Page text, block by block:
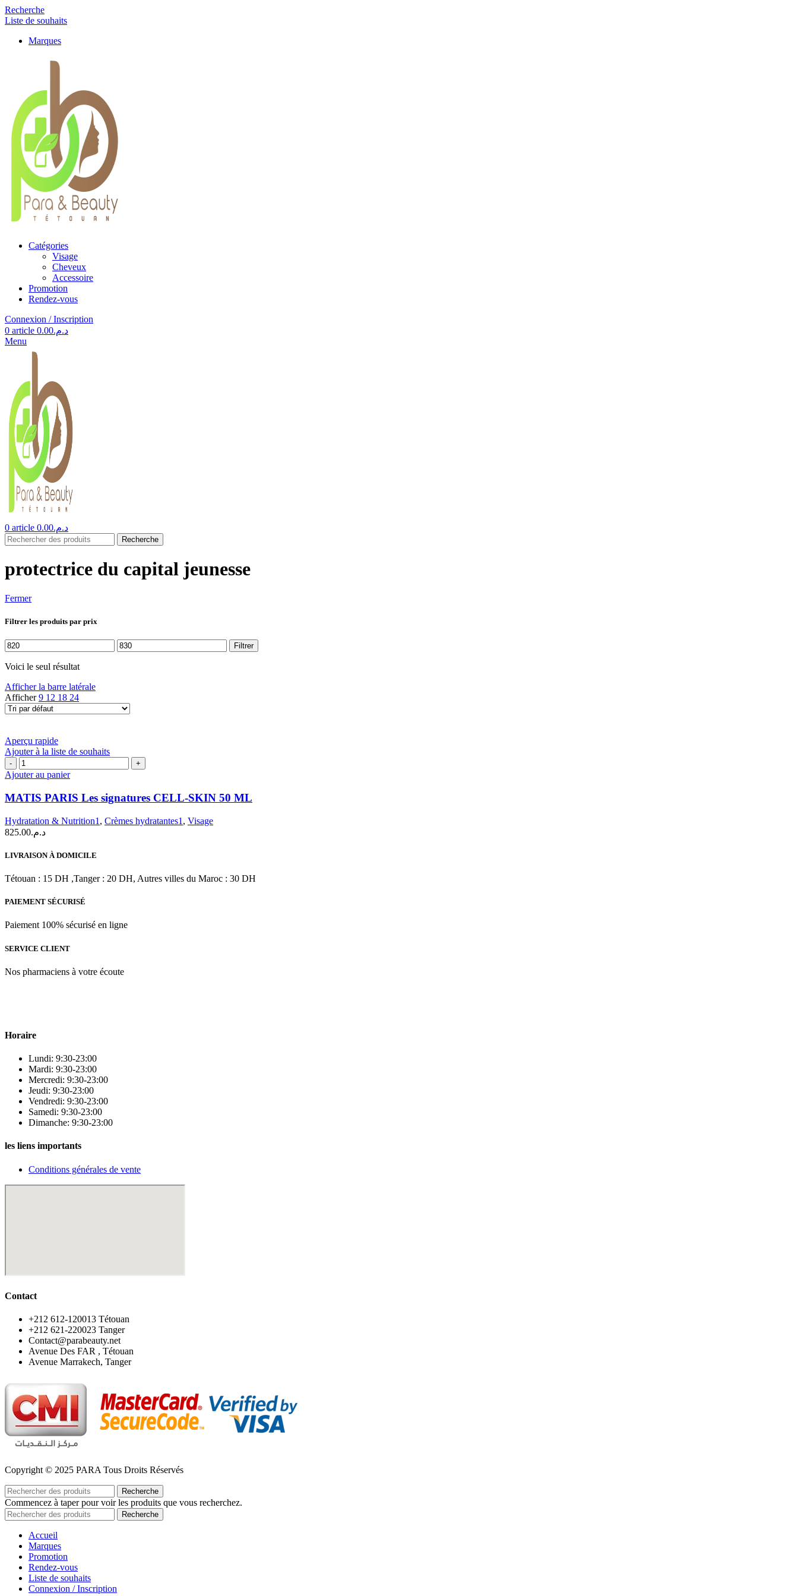
Recherche
Liste de souhaits
Marques
Catégories
Visage
Cheveux
Accessoire
Promotion
Rendez-vous
Connexion / Inscription
0 article د.م.0.00
Menu
0 article د.م.0.00
Recherche
protectrice du capital jeunesse
Fermer
Filtrer les produits par prix
Prix
min
Prix
max
Filtrer
Voici le seul résultat
Afficher la barre latérale
Afficher9 12 18 24
Aperçu rapide
Ajouter à la liste de souhaits
quantité
de
PARIS
Les
CELL-
SKIN
ML
Ajouter au panier
MATIS PARIS Les signatures CELL-SKIN 50 ML
Hydratation & Nutrition1 , Crèmes hydratantes1 , Visage
د.م.825.00
LIVRAISON À DOMICILE
Tétouan : 15 DH ,Tanger : 20 DH, Autres villes du Maroc : 30 DH
PAIEMENT SÉCURISÉ
Paiement 100% sécurisé en ligne
SERVICE CLIENT
Nos pharmaciens à votre écoute
Horaire
Lundi: 9:30-23:00
Mardi: 9:30-23:00
Mercredi: 9:30-23:00
Jeudi: 9:30-23:00
Vendredi: 9:30-23:00
Samedi: 9:30-23:00
Dimanche: 9:30-23:00
les liens importants
Conditions générales de vente
Contact
‪+212 612-120013 Tétouan
‪+212 621-220023 Tanger
Contact@parabeauty.net
Avenue Des FAR , Tétouan
Avenue Marrakech, Tanger
Copyright © 2025 PARA Tous Droits Réservés
Recherche
Commencez à taper pour voir les produits que vous recherchez.
Recherche
Accueil
Marques
Promotion
Rendez-vous
Liste de souhaits
Connexion / Inscription